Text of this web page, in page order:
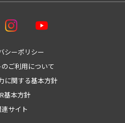
シーポリシー
ご利用について
に関する基本方針
基本方針
サイト